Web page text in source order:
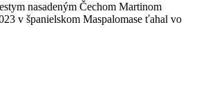
nasadeným Čechom Martinom
v španielskom Maspalomase ťahal vo